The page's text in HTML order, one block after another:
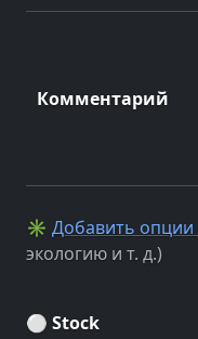
✳ Добавить
экологию и т. д.)
⚪ Stock